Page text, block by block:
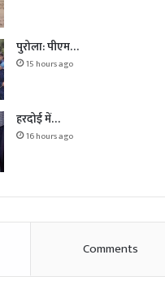
पुरोला: पीएम…
15 hours ago
हरदोई में…
16 hours ago
Comments